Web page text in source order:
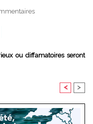
ou diffamatoires seront
< >